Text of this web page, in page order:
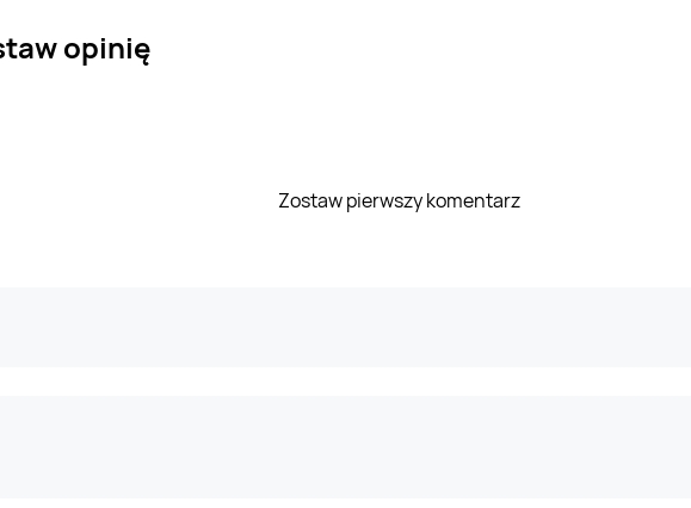
opinię
Zostaw pierwszy komentarz